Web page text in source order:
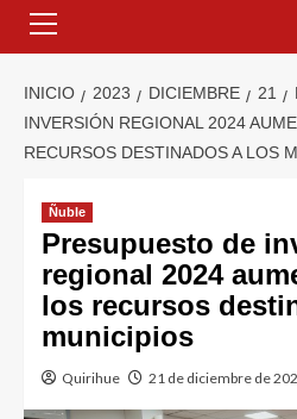
INICIO 2023 DICIEMBRE 21
INVERSIÓN REGIONAL 2024
RECURSOS DESTINADOS A LOS
Ñuble
Presupuesto de
regional 2024
los recursos
municipios
Quirihue 21 de diciembre de